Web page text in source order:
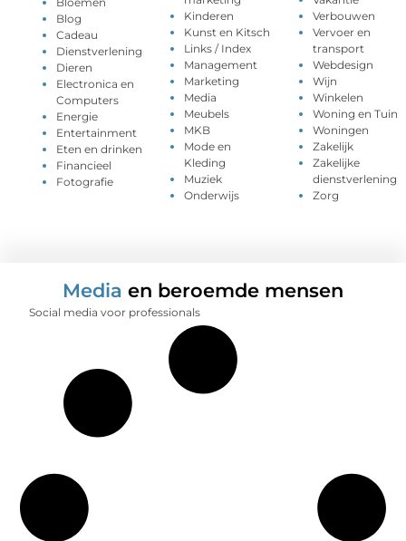
Blog
Cadeau
Dienstverlening
Dieren
Electronica en
Computers
Energie
Entertainment
Eten en drinken
Financieel
Fotografie
Kinderen
Kunst en Kitsch
Links / Index
Management
Marketing
Media
Meubels
MKB
Mode en
Kleding
Muziek
Onderwijs
Verbouwen
Vervoer en
transport
Webdesign
Wijn
Winkelen
Woning en Tuin
Woningen
Zakelijk
Zakelijke
dienstverlening
Zorg
Media en beroemde mensen
Social media voor professionals